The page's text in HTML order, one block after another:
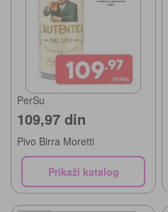
PerSu
109,97 din
Pivo Birra Moretti
Prikaži katalog